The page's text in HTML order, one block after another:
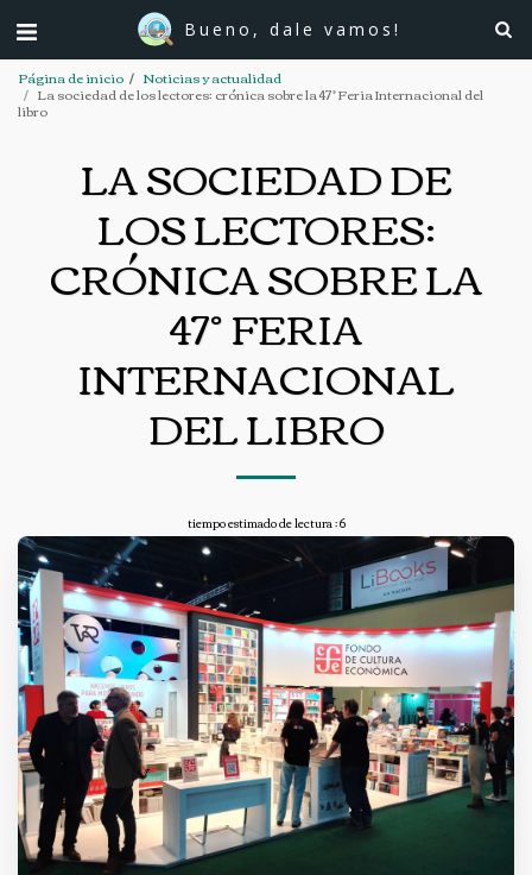
Bueno, dale vamos!
Página de inicio Noticias y actualidad
La sociedad de los lectores: crónica sobre la 47° Feria Internacional del
libro
LA SOCIEDAD DE
LOS LECTORES:
CRÓNICA SOBRE LA
47° FERIA
INTERNACIONAL
DEL LIBRO
tiempo estimado de lectura : 6